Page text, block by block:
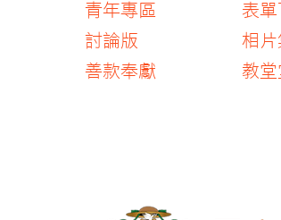
青年專區
討論版
善款奉獻
表單
相片
教